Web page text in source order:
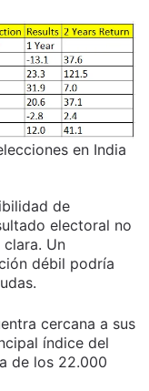
en India
de
electoral no
Un
débil podría
cercana a sus
índice del
de los 22.000